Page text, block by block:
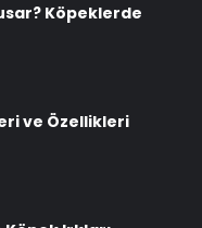
Köpeklerde
ve Özellikleri